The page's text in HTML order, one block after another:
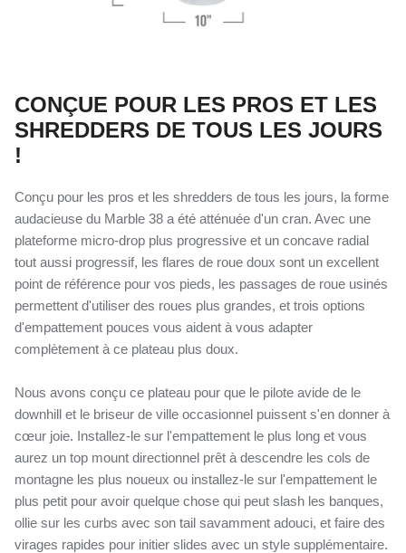
CONÇUE POUR LES PROS ET LES
SHREDDERS DE TOUS LES JOURS
!
Conçu pour les pros et les shredders de tous les jours, la forme
audacieuse du Marble 38 a été atténuée d'un cran. Avec une
plateforme micro-drop plus progressive et un concave radial
tout aussi progressif, les flares de roue doux sont un excellent
point de référence pour vos pieds, les passages de roue usinés
permettent d'utiliser des roues plus grandes, et trois options
d'empattement pouces vous aident à vous adapter
complètement à ce plateau plus doux.
Nous avons conçu ce plateau pour que le pilote avide de le
downhill et le briseur de ville occasionnel puissent s'en donner à
cœur joie. Installez-le sur l'empattement le plus long et vous
aurez un top mount directionnel prêt à descendre les cols de
montagne les plus noueux ou installez-le sur l'empattement le
plus petit pour avoir quelque chose qui peut slash les banques,
ollie sur les curbs avec son tail savamment adouci, et faire des
virages rapides pour initier slides avec un style supplémentaire.